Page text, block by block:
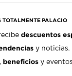
PALACIO
descuentos
y noticias.
beneficios y